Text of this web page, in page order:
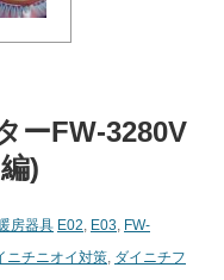
ーFW-3280V
)
房器具 E02, E03, FW-
ニチニオイ対策, ダイニチフ